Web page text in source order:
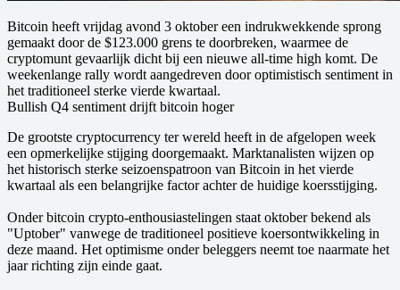
Bitcoin heeft vrijdag avond 3 oktober een indrukwekkende sprong
gemaakt door de $123.000 grens te doorbreken, waarmee de
cryptomunt gevaarlijk dicht bij een nieuwe all-time high komt. De
weekenlange rally wordt aangedreven door optimistisch sentiment in
het traditioneel sterke vierde kwartaal.
Bullish Q4 sentiment drijft bitcoin hoger
De grootste cryptocurrency ter wereld heeft in de afgelopen week
een opmerkelijke stijging doorgemaakt. Marktanalisten wijzen op
het historisch sterke seizoenspatroon van Bitcoin in het vierde
kwartaal als een belangrijke factor achter de huidige koersstijging.
Onder bitcoin crypto-enthousiastelingen staat oktober bekend als
"Uptober" vanwege de traditioneel positieve koersontwikkeling in
deze maand. Het optimisme onder beleggers neemt toe naarmate het
jaar richting zijn einde gaat.